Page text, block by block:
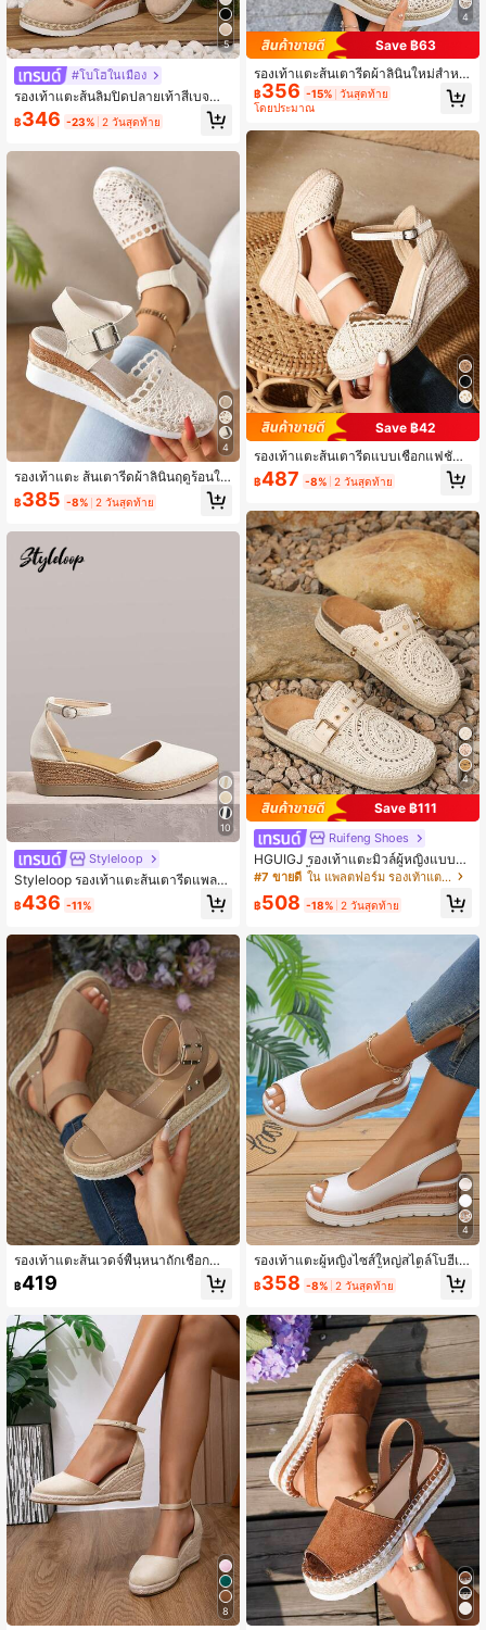
5
#โบโฮในเมือง
รองเท้าแตะส้นลิ่มปิดปลายเท้าสีเบจสำ
หรับผู้หญิง สไตล์โบฮีเมียน สำหรับชาย
หาดและวันหยุดพักผ่อน ฤดูร้อน ไซส์ 35
฿346 -23% 2 วันสุดท้าย
4
รองเท้าแตะ ส้นเตารีดผ้าลินินฤดูร้อนให
ม่ สำหรับสตรี, รองเท้าแตะโรมัน หวาย
ระบายอากาศ แบบผูก ใส่เข็มขัดปรับได้
฿385 -8% 2 วันสุดท้าย
10
Styleloop
Styleloop รองเท้าแตะส้นเตารีดแพลต
ฟอร์มถักเชือกสำหรับผู้หญิง สไตล์พักผ่อ
น BOHO Chic ย้อนยุค อเมริกันตะวันต
มาส วันวาเลนไทน์ ชุดพักผ่อน ของจำเ
ป็นสำหรับการเดินทาง รองเท้าฤดูร้อน
฿436 -11%
รองเท้าแตะส้นเวดจ์พื้นหนาถักเชือกสำ
หรับฤดูร้อนใหม่ ช่วยเพิ่มความสูงและ
ทำให้ดูเพรียว ใส่ได้ทุกวัน อเนกประสงค์
ยว และเดินทางไปทำงาน ไม่เมื่อย เปิด
หัวเท้า ไซซ์ใหญ่ สไตล์โรมัน พื้นแพลต
ฟอร์ม ลำลอง หัวกลม สายถักฟางพร้อม
หัวเข็มขัด สายรัดส้น หัวกลมเปิดนิ้ว สา
ยรัดข้อเท้า ถักเชือก สีพื้น สำหรับผู้หญิง
พร้อมหัวเข็มขัดโลหะ ดีไซน์เรียบง่ายคล
าสสิก
฿419
8
4
Save ฿63
รองเท้าแตะส้นเตารีดผ้าลินินใหม่สำหรั
บฤดูร้อนสำหรับผู้หญิง, รองเท้าแตะโรมั
นแบบสานกลวงพื้นหนาแพลตฟอร์มพร้
฿356 -15% วันสุดท้าย
โดยประมาณ
Save ฿42
รองเท้าแตะส้นเตารีดแบบเชือกแฟชั่น
ลำลองหัวปิดระบายอากาศสำหรับผู้หญิ
ง
฿487 -8% 2 วันสุดท้าย
4
Save ฿111
Ruifeng Shoes
HGUIGJ รองเท้าแตะมิวล์ผู้หญิงแบบสว
ม หัวปิด พื้นหนา ถักฟางตาข่าย สไตล์โ
มาะสำหรับเที่ยวทะเล
#7 ขายดี ใน แพลตฟอร์ม รองเท้าแตะผู้หญิง
฿508 -18% 2 วันสุดท้าย
4
รองเท้าแตะผู้หญิงไซส์ใหญ่สไตล์โบฮีเมี
ยน สีเบจและสีดำ เปิดนิ้วเท้า พื้นหนา ส
ายรัดปรับได้ด้วยหัวเข็มขัด สไตล์แฟชั่
งเท้าแพลตฟอร์มสีขาวเปิดนิ้วเท้า
฿358 -8% 2 วันสุดท้าย